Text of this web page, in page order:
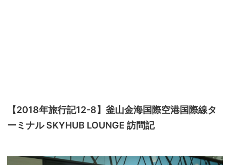
【2018年旅行記12-8】釜山金海国際空港国際線タ
ーミナル SKYHUB LOUNGE 訪問記